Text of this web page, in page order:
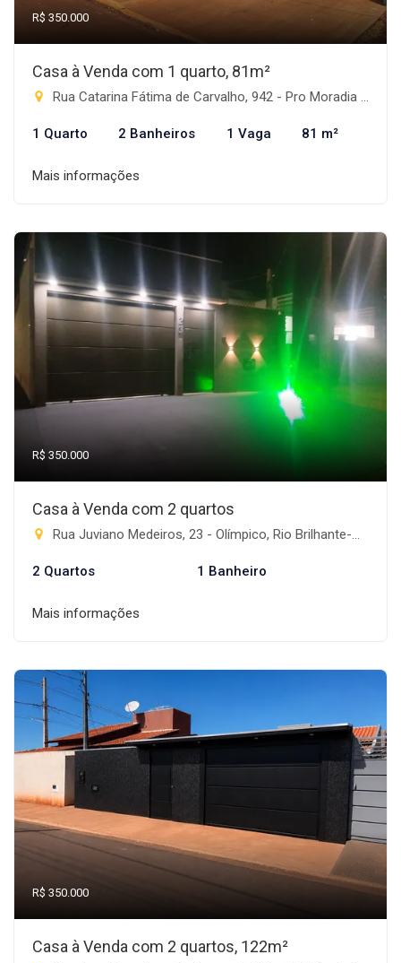
R$ 350.000
Casa à Venda com 1 quarto, 81m²
Rua Catarina Fátima de Carvalho, 942 - Pro Moradia XIV, Rio Brilhante-MS
1 Quarto 2 Banheiros 1 Vaga 81 m²
Mais informações
R$ 350.000
Casa à Venda com 2 quartos
Rua Juviano Medeiros, 23 - Olímpico, Rio Brilhante-MS
2 Quartos 1 Banheiro
Mais informações
R$ 350.000
Casa à Venda com 2 quartos, 122m²